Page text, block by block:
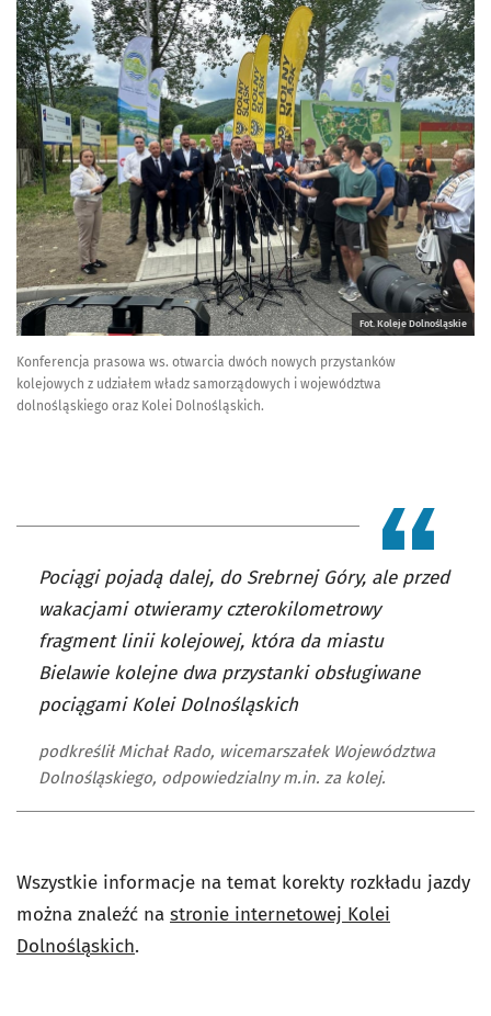
Fot. Koleje Dolnośląskie
Konferencja prasowa ws. otwarcia dwóch nowych przystanków
kolejowych z udziałem władz samorządowych i województwa
dolnośląskiego oraz Kolei Dolnośląskich.
Pociągi pojadą dalej, do Srebrnej Góry, ale przed
wakacjami otwieramy czterokilometrowy
fragment linii kolejowej, która da miastu
Bielawie kolejne dwa przystanki obsługiwane
pociągami Kolei Dolnośląskich
podkreślił Michał Rado, wicemarszałek Województwa
Dolnośląskiego, odpowiedzialny m.in. za kolej.
Wszystkie informacje na temat korekty rozkładu jazdy
można znaleźć na stronie internetowej Kolei
Dolnośląskich.